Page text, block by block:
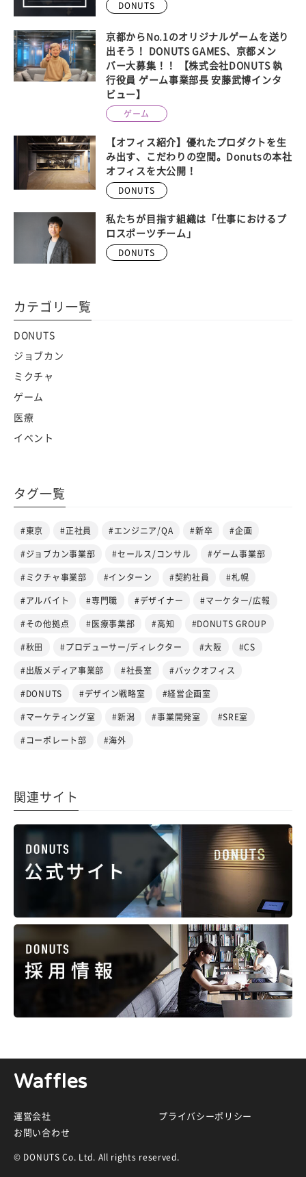
DONUTS
京都からNo.1のオリジナルゲームを送り
出そう！ DONUTS GAMES、京都メン
バー大募集！！ 【株式会社DONUTS 執
行役員 ゲーム事業部長 安藤武博インタ
ビュー】
ゲーム
【オフィス紹介】優れたプロダクトを生
み出す、こだわりの空間。Donutsの本社
オフィスを大公開！
DONUTS
私たちが目指す組織は「仕事におけるプ
ロスポーツチーム」
DONUTS
カテゴリ一覧
DONUTS
ジョブカン
ミクチャ
ゲーム
医療
イベント
タグ一覧
#東京 #正社員 #エンジニア/QA #新卒 #企画
#ジョブカン事業部 #セールス/コンサル #ゲーム事業部
#ミクチャ事業部 #インターン #契約社員 #札幌
#アルバイト #専門職 #デザイナー #マーケター/広報
#その他拠点 #医療事業部 #高知 #DONUTS GROUP
#秋田 #プロデューサー/ディレクター #大阪 #CS
#出版メディア事業部 #社長室 #バックオフィス
#DONUTS #デザイン戦略室 #経営企画室
#マーケティング室 #新潟 #事業開発室 #SRE室
#コーポレート部 #海外
関連サイト
Waffles
運営会社
プライバシーポリシー
お問い合わせ
© DONUTS Co. Ltd. All rights reserved.